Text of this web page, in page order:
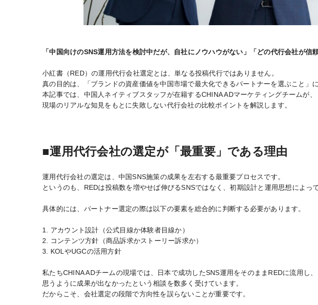
「中国向けのSNS運用方法を検討中だが、自社にノウハウがない」「どの代行会社が信
小紅書（RED）の運用代行会社選定とは、単なる投稿代行ではありません。
真の目的は、「ブランドの資産価値を中国市場で最大化できるパートナーを選ぶこと」に
本記事では、中国人ネイティブスタッフが在籍するCHINA ADマーケティングチームが、
現場のリアルな知見をもとに失敗しない代行会社の比較ポイントを解説します。
■運用代行会社の選定が「最重要」である理由
運用代行会社の選定は、中国SNS施策の成果を左右する最重要プロセスです。
というのも、REDは投稿数を増やせば伸びるSNSではなく、初期設計と運用思想によっ
具体的には、パートナー選定の際は以下の要素を総合的に判断する必要があります。
1. アカウント設計（公式目線か体験者目線か）
2. コンテンツ方針（商品訴求かストーリー訴求か）
3. KOLやUGCの活用方針
私たちCHINA ADチームの現場では、日本で成功したSNS運用をそのままREDに流用し、
思うように成果が出なかったという相談を数多く受けています。
だからこそ、会社選定の段階で方向性を誤らないことが重要です。